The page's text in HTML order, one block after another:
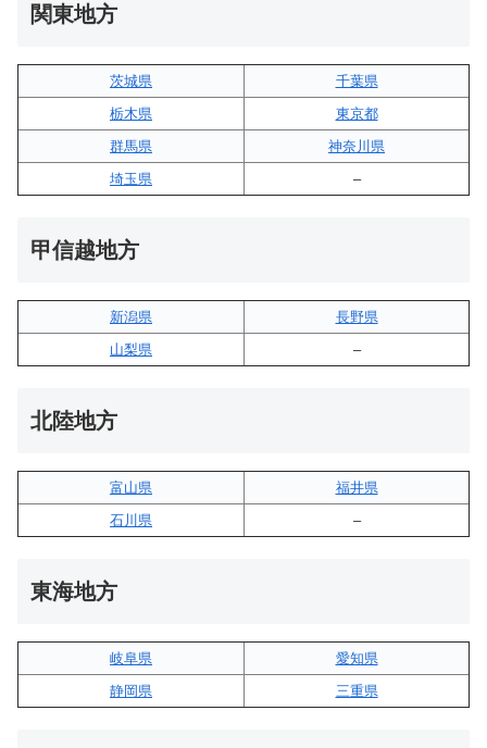
関東地方
茨城県
千葉県
栃木県
東京都
群馬県
神奈川県
埼玉県
–
甲信越地方
新潟県
長野県
山梨県
–
北陸地方
富山県
福井県
石川県
–
東海地方
岐阜県
愛知県
静岡県
三重県